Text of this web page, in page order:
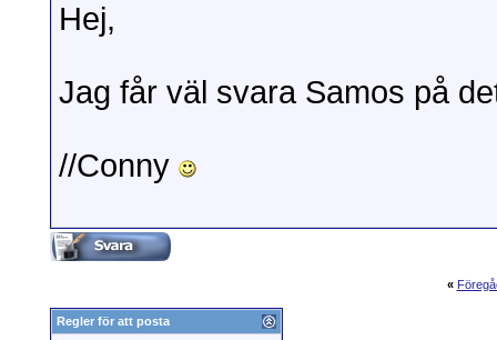
Hej,
Jag får väl svara Samos på
//Conny
«
Regler för att posta